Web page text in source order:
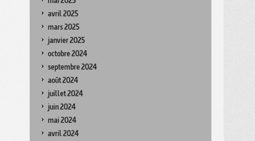
avril 2025
mars 2025
janvier 2025
octobre 2024
septembre 2024
août 2024
juillet 2024
juin 2024
mai 2024
avril 2024